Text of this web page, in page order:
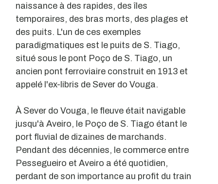
naissance à des rapides, des îles
temporaires, des bras morts, des plages et
des puits. L'un de ces exemples
paradigmatiques est le puits de S. Tiago,
situé sous le pont Poço de S. Tiago, un
ancien pont ferroviaire construit en 1913 et
appelé l'ex-libris de Sever do Vouga.
À Sever do Vouga, le fleuve était navigable
jusqu'à Aveiro, le Poço de S. Tiago étant le
port fluvial de dizaines de marchands.
Pendant des décennies, le commerce entre
Pessegueiro et Aveiro a été quotidien,
perdant de son importance au profit du train